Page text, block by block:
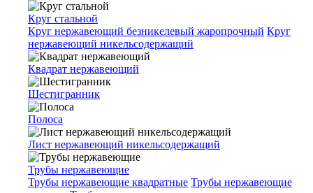
Круг стальной
Круг нержавеющий безникелевый жаропрочный Круг
нержавеющий никельсодержащий
Квадрат нержавеющий
Шестигранник
Полоса
Лист нержавеющий никельсодержащий
Трубы нержавеющие
Трубы нержавеющие квадратные Трубы нержавеющие